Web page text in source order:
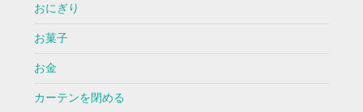
おにぎり
お菓子
お金
カーテンを閉める